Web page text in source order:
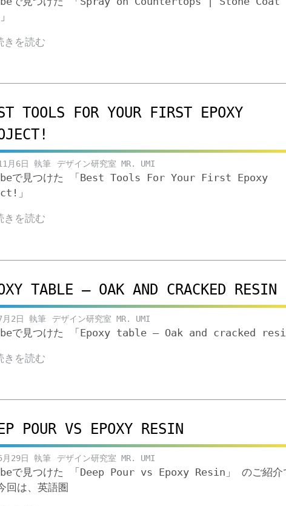
を読む
TOOLS FOR YOUR FIRST EPOXY
月6日 デザイン研究室 MR. UMI
で見つけた 「Best Tools For Your First Epoxy
」
を読む
TABLE – OAK AND CRACKED RESIN
2日 デザイン研究室 MR. UMI
で見つけた 「Epoxy table – Oak and cracked
を読む
POUR VS EPOXY RESIN
29日 デザイン研究室 MR. UMI
で見つけた 「Deep Pour vs Epoxy Resin」 のご紹介
回は、英語圏